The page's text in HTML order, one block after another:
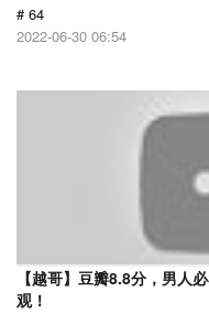
# 64
2022-06-30 06:54
【越哥】豆瓣8.8分，男人
观！